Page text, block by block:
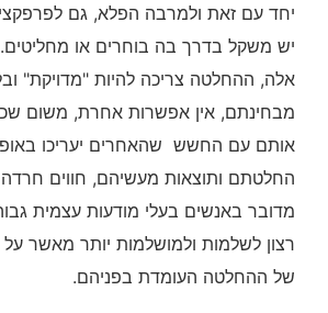
יחד עם זאת ולמרבה הפלא, גם
יש משקל בדרך בה בוחרים או
אלה, ההחלטה צריכה להיות "מדויקת"
מבחינתם, אין אפשרות אחרת, משום
אותם עם החשש שהאחרים יעריכו
החלטתם ותוצאות מעשיהם, חווים חרדה
מדובר באנשים בעלי מודעות עצמית
רצון לשלמות ולמושלמות יותר מאשר
של ההחלטה העומדת בפניהם.